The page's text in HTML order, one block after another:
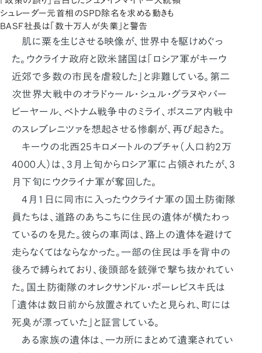
シュレーダー元首相のSPD除名を求める動きも
BASF社長は「数十万人が失業」と警告
肌に粟を生じさせる映像が、世界中を駆けめぐっ
た。ウクライナ政府と欧米諸国は「ロシア軍がキーウ
近郊で多数の市民を虐殺した」と非難している。第二
次世界大戦中のオラドゥール・シュル・グラヌやバー
ビーヤール、ベトナム戦争中のミライ、ボスニア内戦中
のスレブレニツァを想起させる惨劇が、再び起きた。
キーウの北西25キロメートルのブチャ（人口約2万
4000人）は、3月上旬からロシア軍に占領されたが、3
月下旬にウクライナ軍が奪回した。
4月1日に同市に入ったウクライナ軍の国土防衛隊
員たちは、道路のあちこちに住民の遺体が横たわっ
ているのを見た。彼らの車両は、路上の遺体を避けて
走らなくてはならなかった。一部の住民は手を背中の
後ろで縛られており、後頭部を銃弾で撃ち抜かれてい
た。国土防衛隊のオレクサンドル・ポーレビスキ氏は
「遺体は数日前から放置されていたと見られ、町には
死臭が漂っていた」と証言している。
ある家族の遺体は、一カ所にまとめて遺棄されてい